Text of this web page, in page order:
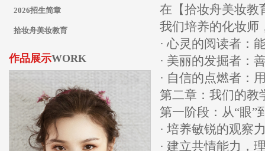
教育全科化妆师养成计划
2026招生简章
拾妆舟美妆教育
作品展示WORK
在【拾妆舟美妆教
我们培养的化妆师
· 心灵的阅读者：
· 美丽的发掘者：
· 自信的点燃者：
第二章：我们的
第一阶段：从“眼”
· 培养敏锐的观察
· 建立共情能力，